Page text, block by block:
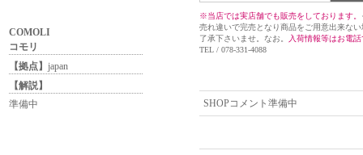
COMOLI
コモリ
【拠点】 japan
【解説】
準備中
※当店では実店舗でも販売をしております。
売れ違いで完売となり商品をご用意出来な
了承下さいませ。なお。
入荷情報等はお電
TEL / 078-331-4088
SHOPコメント準備中